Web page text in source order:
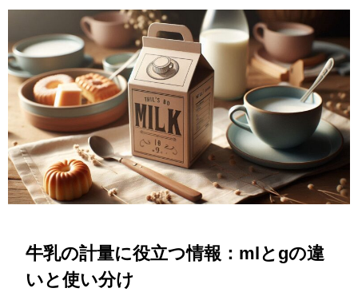
牛乳の計量に役立つ情報：mlとgの違
いと使い分け